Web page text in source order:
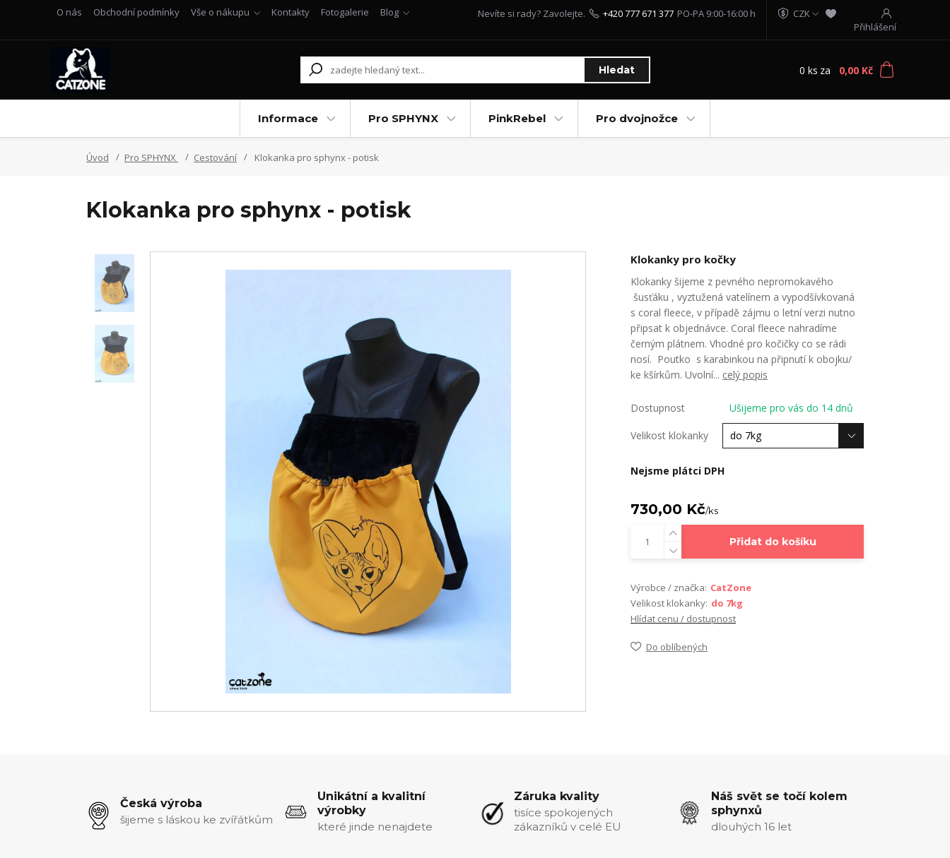
O nás Obchodní podmínky Vše o nákupu Kontakty Fotogalerie Blog
CZK
Přihlášení
Hledat
Nevíte si rady? Zavolejte. +420 777 671 377 PO-PA 9:00-16:00 h
0 ks za 0,00 Kč
Informace Pro SPHYNX PinkRebel Pro dvojnožce
Úvod Pro SPHYNX Cestování Klokanka pro sphynx - potisk
Klokanka pro sphynx - potisk
Klokanky pro kočky
Klokanky šijeme z pevného nepromokavého
šusťáku , vyztužená vatelínem a vypodšívkovaná
s coral fleece, v případě zájmu o letní verzi nutno
připsat k objednávce. Coral fleece nahradíme
černým plátnem. Vhodné pro kočičky co se rádi
nosí. Poutko s karabinkou na připnutí k obojku/
ke kšírkům. Uvolní... celý popis
Dostupnost Ušijeme pro vás do 14 dnů
Velikost klokanky
Nejsme plátci DPH
730,00 Kč/ks
Přidat do košíku
Výrobce / značka: CatZone
Velikost klokanky: do 7kg
Hlídat cenu / dostupnost
Do oblíbených
Česká výroba
šijeme s láskou ke zvířátkům
Unikátní a kvalitní
výrobky
které jinde nenajdete
Záruka kvality
tisíce spokojených
zákazníků v celé EU
Náš svět se točí kolem
sphynxů
dlouhých 16 let